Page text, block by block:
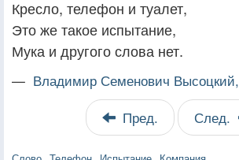
Кресло, телефон и туалет,
Это же такое испытание,
Мука и другого слова нет.
— Владимир Семенович Высоцкий,
Пред. След.